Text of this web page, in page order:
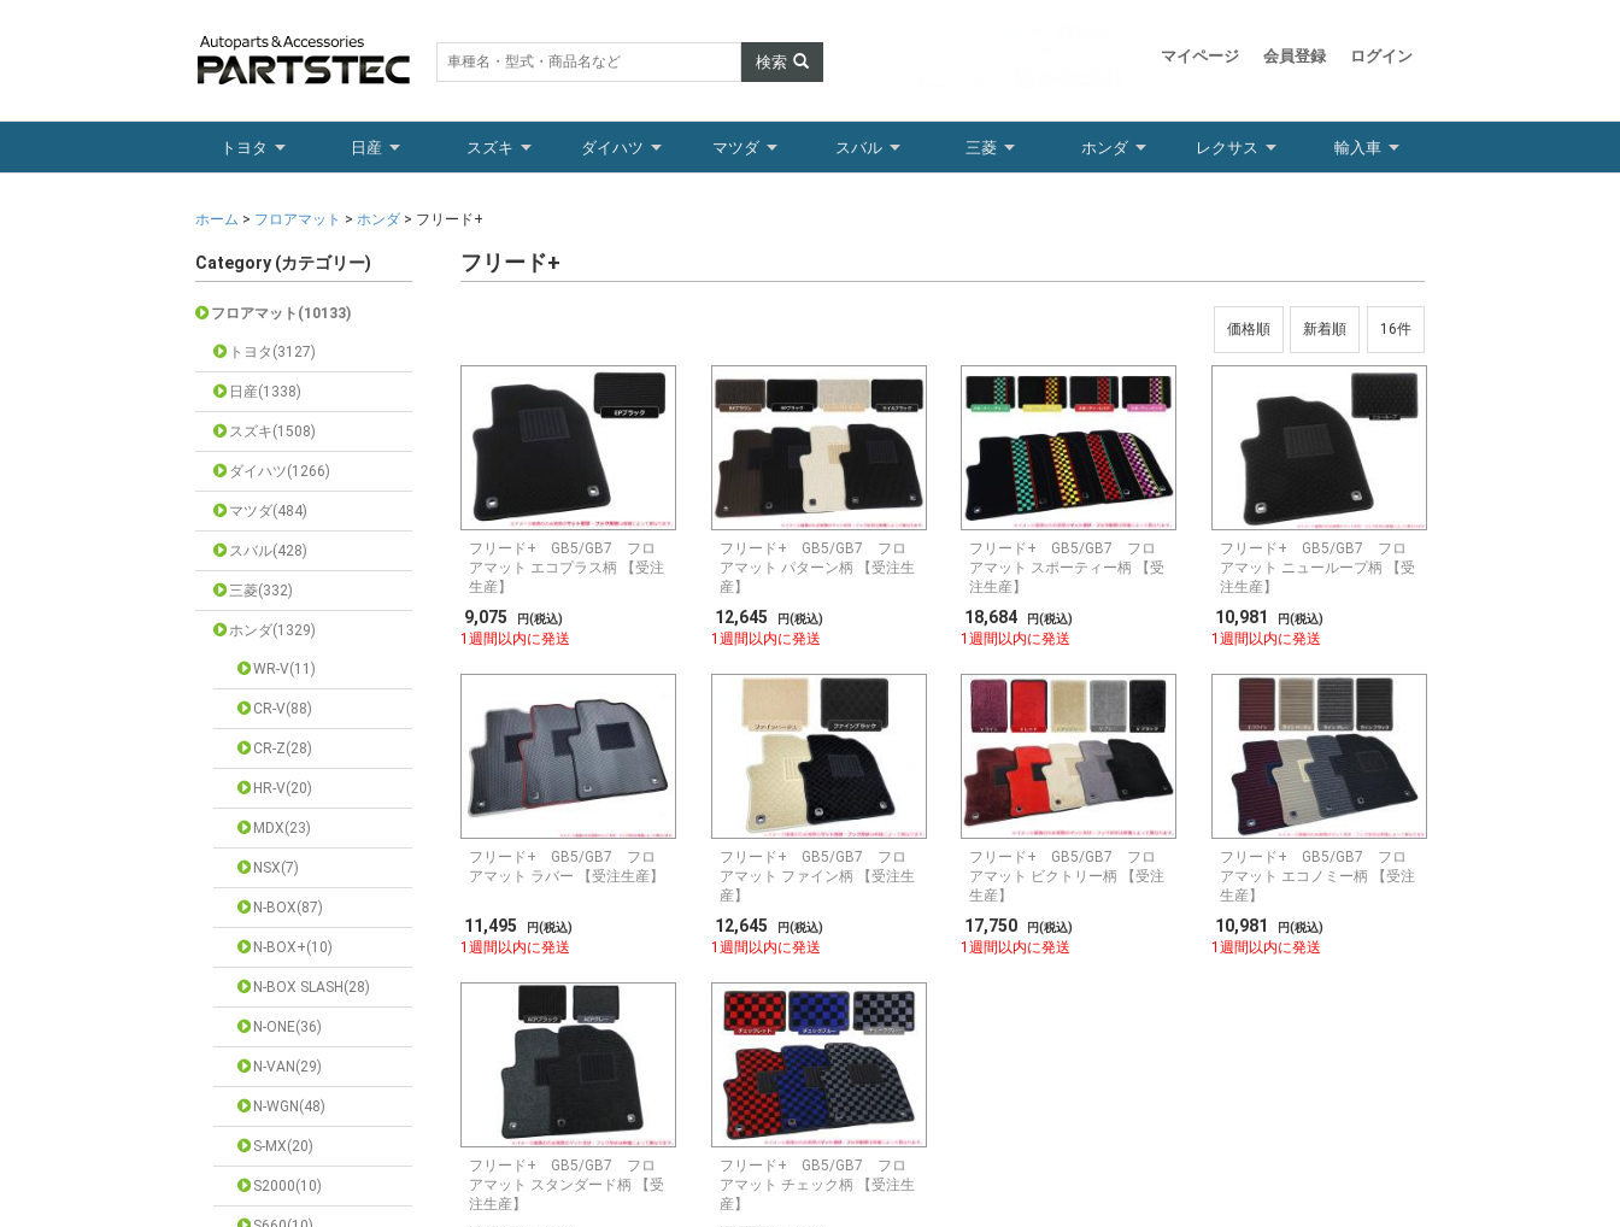
検索 マイページ 会員登録 ログイン
トヨタ 日産 スズキ ダイハツ マツダ スバル 三菱 ホンダ レクサス 輸入車
ホーム > フロアマット > ホンダ > フリード+
Category (カテゴリー)
フロアマット(10133)
トヨタ(3127)
日産(1338)
スズキ(1508)
ダイハツ(1266)
マツダ(484)
スバル(428)
三菱(332)
ホンダ(1329)
WR-V(11)
CR-V(88)
CR-Z(28)
HR-V(20)
MDX(23)
NSX(7)
N-BOX(87)
N-BOX+(10)
N-BOX SLASH(28)
N-ONE(36)
N-VAN(29)
N-WGN(48)
S-MX(20)
S2000(10)
フリード+
価格順 新着順
フリード+ GB5/GB7 フロ
アマット エコプラス柄 【受注
生産】
9,075 円(税込)
1週間以内に発送
フリード+ GB5/GB7 フロ
アマット パターン柄 【受注生
産】
12,645 円(税込)
1週間以内に発送
フリード+ GB5/GB7 フロ
アマット スポーティー柄 【受
注生産】
18,684 円(税込)
1週間以内に発送
フリード+ GB5/GB7 フロ
アマット ニューループ柄 【受
注生産】
10,981 円(税込)
1週間以内に発送
フリード+ GB5/GB7 フロ
アマット ラバー 【受注生産】
11,495 円(税込)
1週間以内に発送
フリード+ GB5/GB7 フロ
アマット ファイン柄 【受注生
産】
12,645 円(税込)
1週間以内に発送
フリード+ GB5/GB7 フロ
アマット ビクトリー柄 【受注
生産】
17,750 円(税込)
1週間以内に発送
フリード+ GB5/GB7 フロ
アマット エコノミー柄 【受注
生産】
10,981 円(税込)
1週間以内に発送
フリード+ GB5/GB7 フロ
アマット スタンダード柄 【受
注生産】
フリード+ GB5/GB7 フロ
アマット チェック柄 【受注生
産】